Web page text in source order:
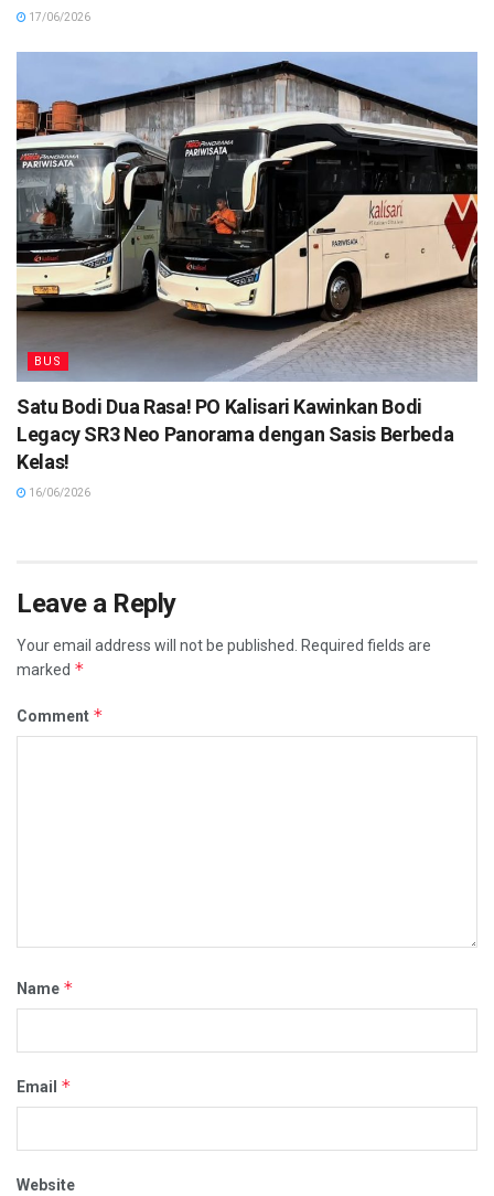
17/06/2026
BUS
Satu Bodi Dua Rasa! PO Kalisari Kawinkan Bodi
Legacy SR3 Neo Panorama dengan Sasis Berbeda
Kelas!
16/06/2026
Leave a Reply
Your email address will not be published. Required fields are
marked *
Comment *
Name *
Email *
Website